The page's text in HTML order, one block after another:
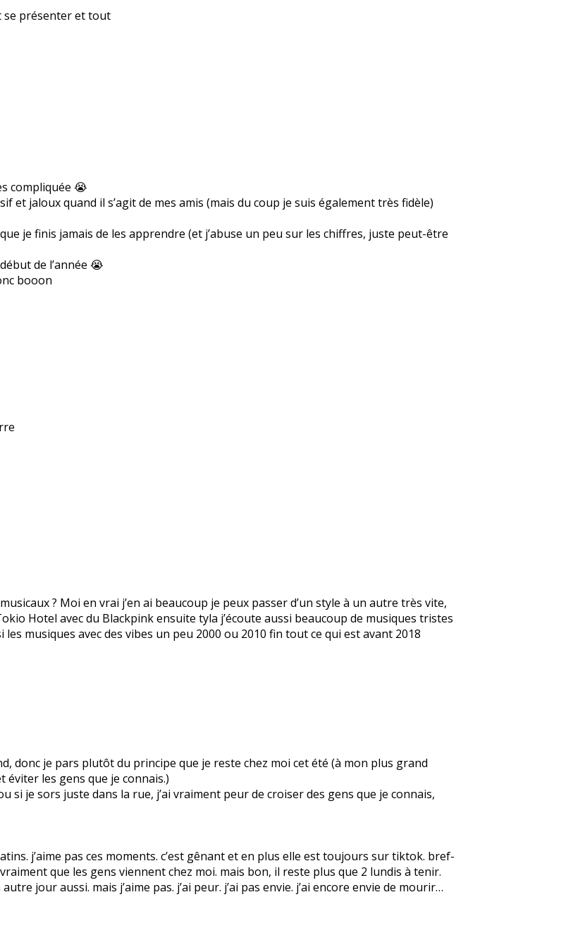
se présenter et tout
compliquée 😭
et jaloux quand il s’agit de mes amis (mais du coup je suis également très fidèle)
je finis jamais de les apprendre (et j’abuse un peu sur les chiffres, juste peut-être
de l’année 😭
booon
? Moi en vrai j’en ai beaucoup je peux passer d’un style à un autre très vite,
Hotel avec du Blackpink ensuite tyla j’écoute aussi beaucoup de musiques tristes
musiques avec des vibes un peu 2000 ou 2010 fin tout ce qui est avant 2018
donc je pars plutôt du principe que je reste chez moi cet été (à mon plus grand
éviter les gens que je connais.)
si je sors juste dans la rue, j’ai vraiment peur de croiser des gens que je connais,
j’aime pas ces moments. c’est gênant et en plus elle est toujours sur tiktok. bref-
que les gens viennent chez moi. mais bon, il reste plus que 2 lundis à tenir.
jour aussi. mais j’aime pas. j’ai peur. j’ai pas envie. j’ai encore envie de mourir…